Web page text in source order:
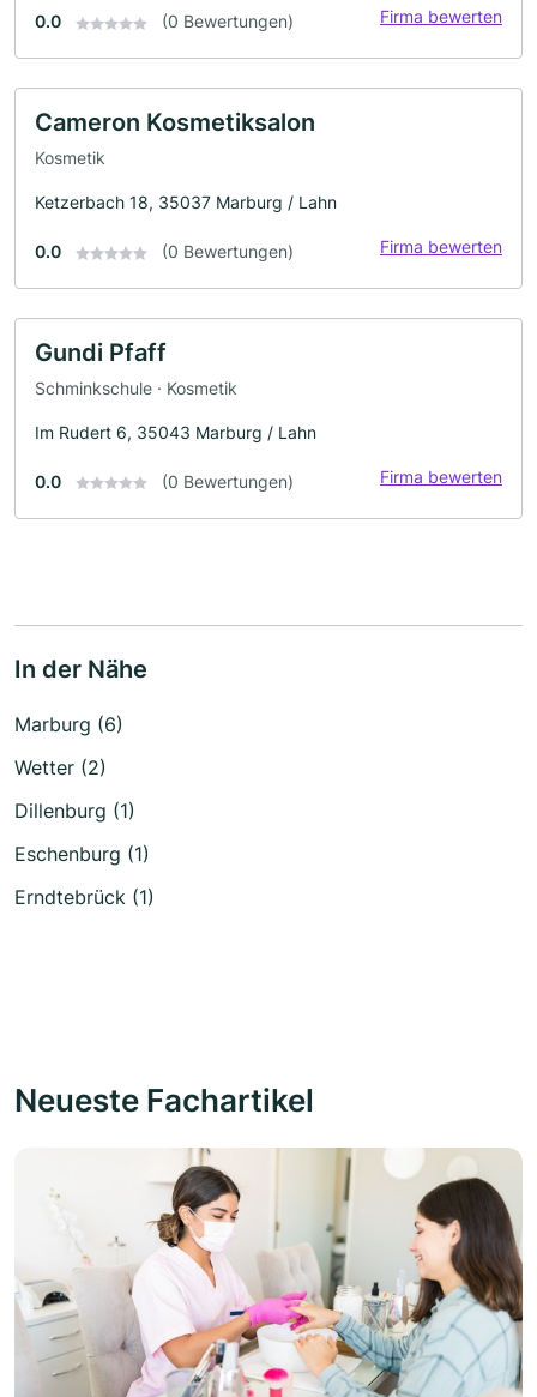
0.0 (0 Bewertungen) Firma bewerten
Cameron Kosmetiksalon
Kosmetik
Ketzerbach 18, 35037 Marburg / Lahn
0.0 (0 Bewertungen) Firma bewerten
Gundi Pfaff
Schminkschule · Kosmetik
Im Rudert 6, 35043 Marburg / Lahn
0.0 (0 Bewertungen) Firma bewerten
In der Nähe
Marburg (6)
Wetter (2)
Dillenburg (1)
Eschenburg (1)
Erndtebrück (1)
Neueste Fachartikel